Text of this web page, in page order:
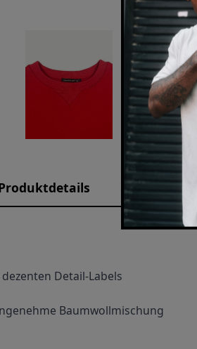
Detail-Labels
Baumwollmischung